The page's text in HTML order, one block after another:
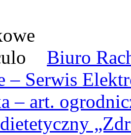
Biuro
– Serwis
– art.